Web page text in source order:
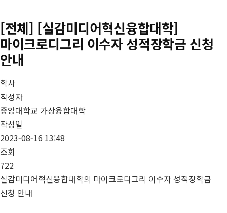
[전체] [실감미디어혁신융합대학]
마이크로디그리 이수자 성적장학금 신청
안내
학사
작성자
중앙대학교 가상융합대학
작성일
2023-08-16 13:48
조회
722
실감미디어혁신융합대학의 마이크로디그리 이수자 성적장학금
신청 안내